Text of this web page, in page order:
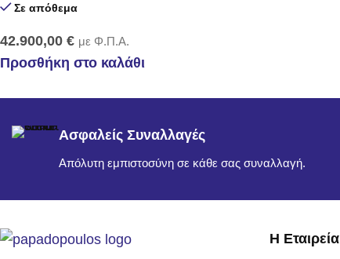
Σε απόθεμα
42.900,00 € με Φ.Π.Α.
Προσθήκη στο καλάθι
Ασφαλείς Συναλλαγές
Απόλυτη εμπιστοσύνη σε κάθε σας συναλλαγή.
Η Εταιρεία